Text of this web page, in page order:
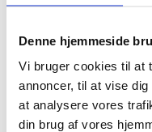
Denne hjemmeside
Vi bruger cookies til at
annoncer, til at vise
at analysere vores
din brug af vores
bookingdagen. Klik på